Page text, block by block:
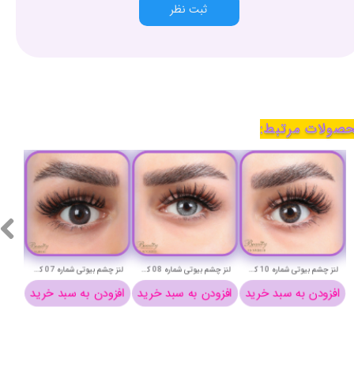
ثبت نظر
لنز چشم بیوتی شماره 07 کد NQB210
افزودن به سبد خرید
لنز چشم بیوتی شماره 08 کد ACGA210
افزودن به سبد خرید
لنز چشم بیوتی شماره 10 کد NVB310
افزودن به سبد خرید
مرتبط: